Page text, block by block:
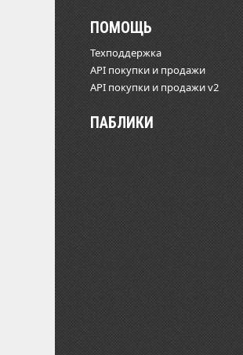
ПОМОЩЬ
Техподдержка
API покупки и продажи
API покупки и продажи v2
ПАБЛИКИ